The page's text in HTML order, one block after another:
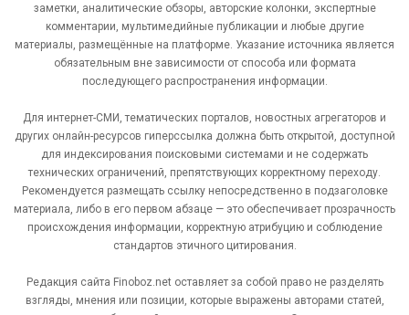
заметки, аналитические обзоры, авторские колонки, экспертные
комментарии, мультимедийные публикации и любые другие
материалы, размещённые на платформе. Указание источника является
обязательным вне зависимости от способа или формата
последующего распространения информации.
Для интернет-СМИ, тематических порталов, новостных агрегаторов и
других онлайн-ресурсов гиперссылка должна быть открытой, доступной
для индексирования поисковыми системами и не содержать
технических ограничений, препятствующих корректному переходу.
Рекомендуется размещать ссылку непосредственно в подзаголовке
материала, либо в его первом абзаце — это обеспечивает прозрачность
происхождения информации, корректную атрибуцию и соблюдение
стандартов этичного цитирования.
Редакция сайта Finoboz.net оставляет за собой право не разделять
взгляды, мнения или позиции, которые выражены авторами статей,